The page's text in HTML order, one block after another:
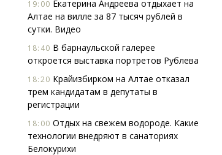
19:00 Екатерина Андреева отдыхает на
Алтае на вилле за 87 тысяч рублей в
сутки. Видео
18:40 В барнаульской галерее
откроется выставка портретов Рублева
18:20 Крайизбирком на Алтае отказал
трем кандидатам в депутаты в
регистрации
18:00 Отдых на свежем водороде. Какие
технологии внедряют в санаториях
Белокурихи